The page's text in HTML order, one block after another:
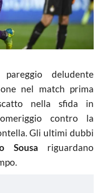
deludente
nel match prima
nella sfida in
contro la
Gli ultimi dubbi
Sousa riguardano